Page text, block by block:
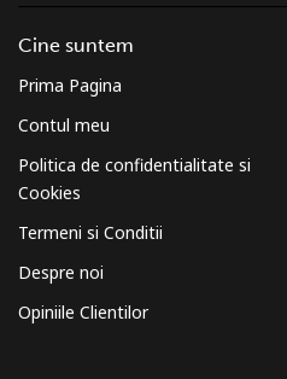
Cine suntem
Prima Pagina
Contul meu
Politica de confidentialitate si
Cookies
Termeni si Conditii
Despre noi
Opiniile Clientilor